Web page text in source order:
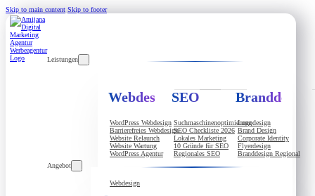
Skip to main content Skip to footer
Leistungen
Webdesign
WordPress Webdesign
Barrierefreies Webdesign
Website Relaunch
Website Wartung
WordPress Agentur
SEO
Suchmaschinenoptimierung
SEO Checkliste 2026
Lokales Marketing
10 Gründe für SEO
Regionales SEO
Branddesign
Logodesign
Brand Design
Corporate Identity
Flyerdesign
Branddesign Regional
Angebot
Webdesign